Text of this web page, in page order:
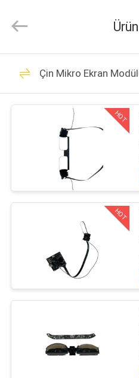
ÜRÜN:%
HAKKIMIZDA
FABRIKA
KALITE
KONTROL
VAKALAR
Technology
Rights
AR Akıllı
Başa
3D Akıllı
Çin Mikro Ekran
HOT
HOT